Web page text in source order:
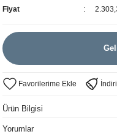
Fiyat
Ürün Bilgisi
Yorumlar